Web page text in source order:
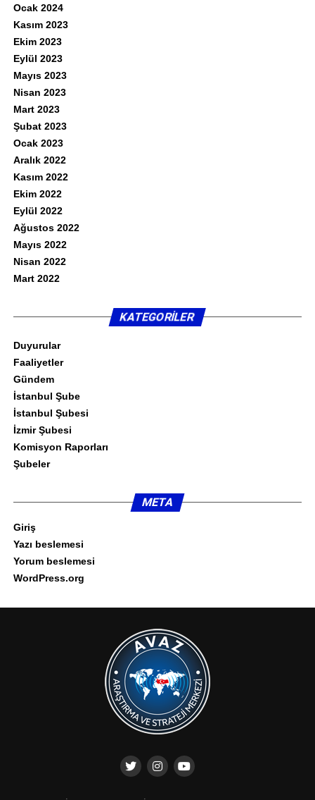
Ocak 2024
Kasım 2023
Ekim 2023
Eylül 2023
Mayıs 2023
Nisan 2023
Mart 2023
Şubat 2023
Ocak 2023
Aralık 2022
Kasım 2022
Ekim 2022
Eylül 2022
Ağustos 2022
Mayıs 2022
Nisan 2022
Mart 2022
KATEGORILER
Duyurular
Faaliyetler
Gündem
İstanbul Şube
İstanbul Şubesi
İzmir Şubesi
Komisyon Raporları
Şubeler
META
Giriş
Yazı beslemesi
Yorum beslemesi
WordPress.org